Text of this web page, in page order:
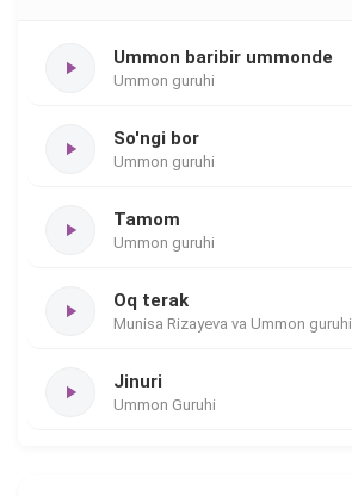
Ummon baribir ummonde
Ummon guruhi
So'ngi bor
Ummon guruhi
Tamom
Ummon guruhi
Oq terak
Munisa Rizayeva va Ummon guruhi
Jinuri
Ummon Guruhi